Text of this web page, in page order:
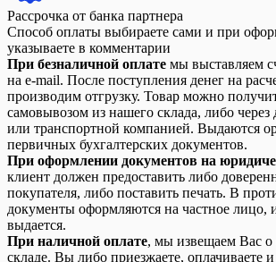
Рассрочка от банка партнера
Способ оплаты выбираете сами и при
указываете в комментарии
При безналичной оплате мы выставляем
на e-mail. После поступления денег на
производим отгрузку. Товар можно
самовывозом из нашего склада, либо через
или транспортной компанией. Выдаются
первичных бухгалтерских документов.
При оформлении документов на
клиент должен предоставить либо
покупателя, либо поставить печать. В
документы оформляются на частное лицо,
выдается.
При наличной оплате, мы извещаем Вас о
складе. Вы либо приезжаете, оплачиваете и